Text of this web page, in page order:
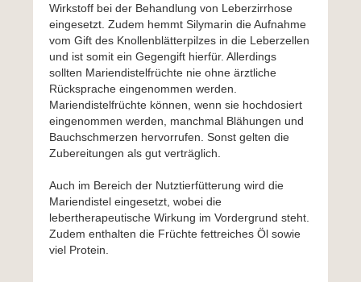
Wirkstoff bei der Behandlung von Leberzirrhose
eingesetzt. Zudem hemmt Silymarin die Aufnahme
vom Gift des Knollenblätterpilzes in die Leberzellen
und ist somit ein Gegengift hierfür. Allerdings
sollten Mariendistelfrüchte nie ohne ärztliche
Rücksprache eingenommen werden.
Mariendistelfrüchte können, wenn sie hochdosiert
eingenommen werden, manchmal Blähungen und
Bauchschmerzen hervorrufen. Sonst gelten die
Zubereitungen als gut verträglich.
Auch im Bereich der Nutztierfütterung wird die
Mariendistel eingesetzt, wobei die
lebertherapeutische Wirkung im Vordergrund steht.
Zudem enthalten die Früchte fettreiches Öl sowie
viel Protein.